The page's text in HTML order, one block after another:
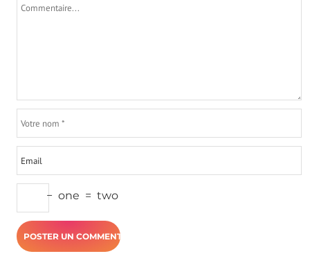
− one = two